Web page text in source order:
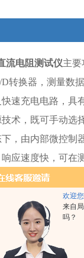
欢迎您
来自
吗？
流电阻测试仪主要
转换器，测量数
速充电电路，具
术，既可手动选
，由内部微控制
应速度快，可在
功能设置巧妙*
靠保护反电势对
测量时间。
数据，掉电不丢失